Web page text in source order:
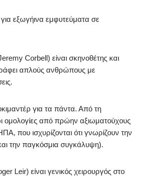
εξωγήινα εμφυτεύματα σε
Corbell) είναι σκηνοθέτης και
απλούς ανθρώπους με
για τα πάντα. Από τη
ομολογίες από πρώην αξιωματούχους
που ισχυρίζονται ότι γνωρίζουν την
την παγκόσμια συγκάλυψη).
Leir) είναι γενικός χειρουργός στο